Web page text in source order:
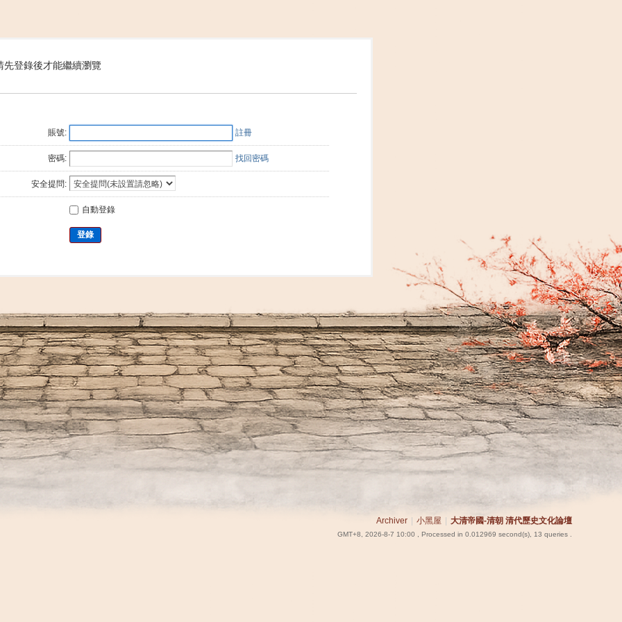
先登錄後才能繼續瀏覽
賬號: 註冊
密碼: 找回密碼
安全提問:
自動登錄
登錄
Archiver 小黑屋 大清帝國-清朝 清代歷史文化論壇
GMT+8, 2026-8-7 10:00 , Processed in 0.012969 second(s), 13 queries .